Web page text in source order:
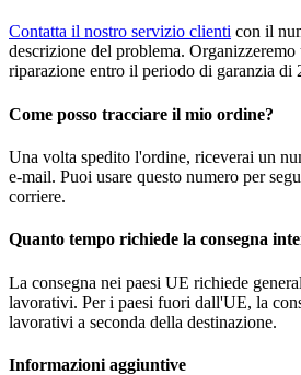
Contatta il nostro servizio clienti con il
descrizione del problema. Organizzeremo
riparazione entro il periodo di garanzia di
Come posso tracciare il mio ordine?
Una volta spedito l'ordine, riceverai un
e-mail. Puoi usare questo numero per
corriere.
Quanto tempo richiede la consegna
La consegna nei paesi UE richiede
lavorativi. Per i paesi fuori dall'UE, la
lavorativi a seconda della destinazione.
Informazioni aggiuntive